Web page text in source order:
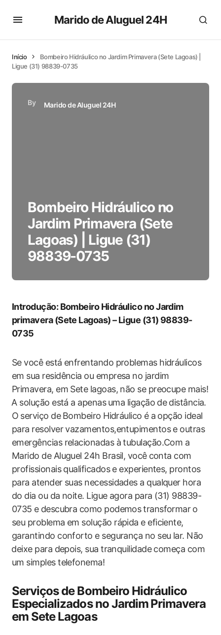
Marido de Aluguel 24H
Início
Bombeiro Hidráulico no Jardim Primavera (Sete Lagoas) |
Ligue (31) 98839-0735
By Marido de Aluguel 24H
Bombeiro Hidráulico no
Jardim Primavera (Sete
Lagoas) | Ligue (31)
98839-0735
Introdução: Bombeiro Hidráulico no ‌Jardim
primavera (Sete Lagoas) – Ligue​ (31) 98839-
0735
Se você está enfrentando problemas hidráulicos
em sua residência ou empresa no jardim
Primavera, em Sete lagoas, não se preocupe mais!
⁣A​ solução está ​a apenas ⁤uma ligação de⁣ distância.
O ⁤serviço‍ de ⁣Bombeiro Hidráulico é a ⁤opção​ ideal
para resolver vazamentos,entupimentos e outras
emergências relacionadas à tubulação.Com a⁤
Marido ‍de ​Aluguel‍ 24h Brasil, você ⁤conta com
profissionais qualificados e experientes, prontos
para atender suas necessidades a qualquer​ hora⁤
do dia ou da ​noite. Ligue‍ agora para (31) 98839-
0735⁤ e ​descubra como podemos ⁣transformar ⁢o⁤
seu problema‌ em solução rápida ‍e eficiente,‍
garantindo‌ conforto e segurança no seu lar. Não
⁣deixe para ‍depois, sua tranquilidade começa com‌
um simples ‌telefonema!
Serviços ‍de Bombeiro Hidráulico
Especializados​ no Jardim⁢ Primavera
em Sete Lagoas